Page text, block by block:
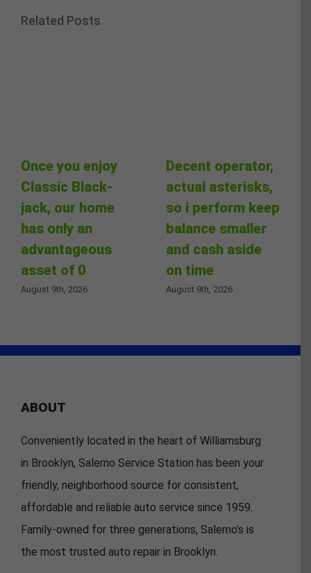
Related Posts
Once you enjoy
Classic Black-
jack, our home
has only an
advantageous
asset of 0
August 9th, 2026
Decent operator,
actual asterisks,
so i perform keep
balance smaller
and cash aside
on time
August 9th, 2026
ABOUT
Conveniently located in the heart of Williamsburg
in Brooklyn, Salerno Service Station has been your
friendly, neighborhood source for consistent,
affordable and reliable auto service since 1959.
Family-owned for three generations, Salerno’s is
the most trusted auto repair in Brooklyn.